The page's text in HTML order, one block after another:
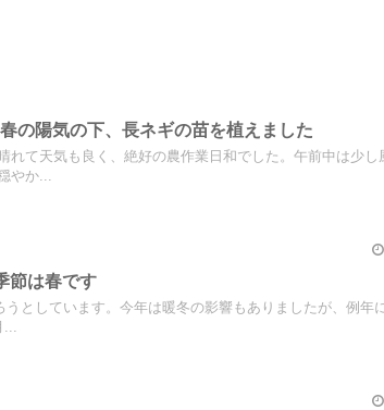
の陽気の下、長ネギの苗を植えました
れて天気も良く、絶好の農作業日和でした。午前中は少し
やか...
節は春です
うとしています。今年は暖冬の影響もありましたが、例年